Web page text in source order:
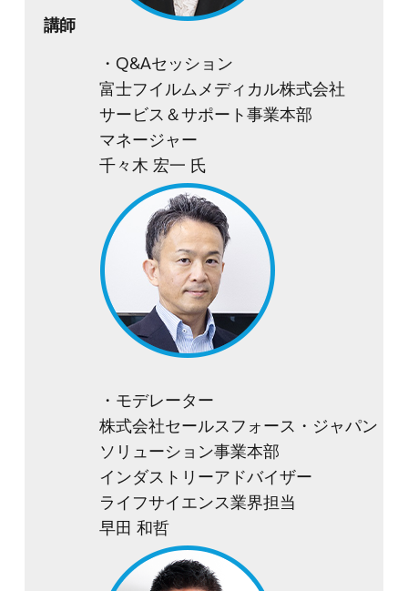
講師
・Q&Aセッション
富士フイルムメディカル株式会社
サービス＆サポート事業本部
マネージャー
千々木 宏一 氏
・モデレーター
株式会社セールスフォース・ジャパン
ソリューション事業本部
インダストリーアドバイザー
ライフサイエンス業界担当
早田 和哲